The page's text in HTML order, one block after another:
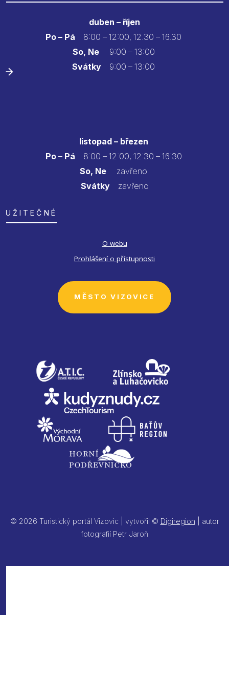
duben – říjen
Po – Pá
8:00 – 12:00, 12.30 – 16.30
So, Ne9:00 – 13:00
Svátky 9:00 – 13:00
listopad – březen
Po – Pá 8:00 – 12:00, 12:30 – 16:30
So, Ne zavřeno
Svátkyzavřeno
UŽITEČNÉ
O webu
Prohlášení o přístupnosti
MĚSTO VIZOVICE
© 2026 Turistický portál Vizovic | vytvořil © Digiregion | autor
fotografií Petr Jaroň